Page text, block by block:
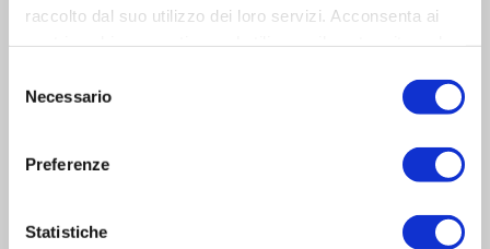
raccolto dal suo utilizzo dei loro servizi. Acconsenta ai
delNecessario
Preferenze
Statistiche
Accetto itermini e condizioni